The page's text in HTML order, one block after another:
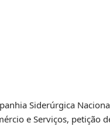
Siderúrgica
e Serviços, petição